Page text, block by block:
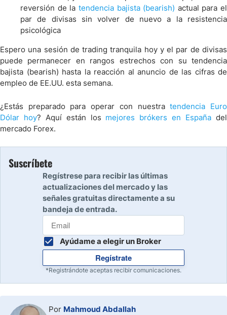
reversión de la tendencia bajista (bearish) actual para el
par de divisas sin volver de nuevo a la resistencia
psicológica
Espero una sesión de trading tranquila hoy y el par de divisas
puede permanecer en rangos estrechos con su tendencia
bajista (bearish) hasta la reacción al anuncio de las cifras de
empleo de EE.UU. esta semana.
¿Estás preparado para operar con nuestratendencia Euro
Dólar hoy? Aquí están los mejores brókers en España del
mercado Forex.
Suscríbete
Regístrese para recibir las últimas
actualizaciones del mercado y las
señales gratuitas directamente a su
bandeja de entrada.
Ayúdame a elegir un Broker
Regístrate
*Registrándote aceptas recibir comunicaciones.
Por Mahmoud Abdallah